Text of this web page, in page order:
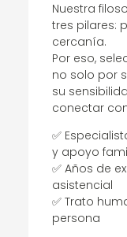
Nuestra
tres pilares:
cercanía.
Por eso,
no solo por
su
conectar
✅
y apoyo
✅ Años de
asistencial
✅ Trato
persona